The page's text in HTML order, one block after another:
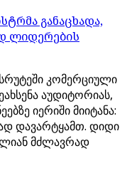
განაცხადა,
ლიდერების
კომერციული
აუდიტორიას,
იერიში მიიტანა:
დავარტყამთ. დიდი
მძლავრად